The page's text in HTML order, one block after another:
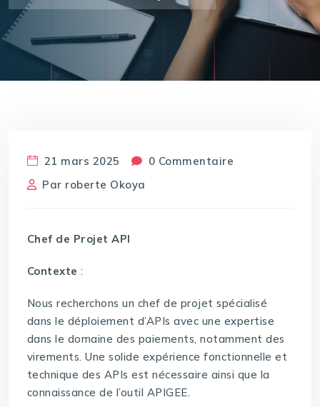
21 mars 2025
0 Commentaire
Par roberte Okoya
Chef de Projet API
Contexte :
Nous recherchons un chef de projet spécialisé
dans le déploiement d’APIs avec une expertise
dans le domaine des paiements, notamment des
virements. Une solide expérience fonctionnelle et
technique des APIs est nécessaire ainsi que la
connaissance de l’outil APIGEE.